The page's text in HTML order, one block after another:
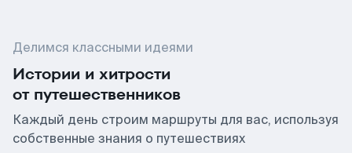
Делимся классными идеями
Истории и хитрости
от путешественников
Каждый день строим маршруты для вас, используя
собственные знания о путешествиях